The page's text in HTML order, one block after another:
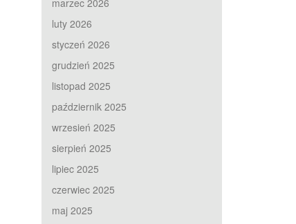
marzec 2026
luty 2026
styczeń 2026
grudzień 2025
listopad 2025
październik 2025
wrzesień 2025
sierpień 2025
lipiec 2025
czerwiec 2025
maj 2025